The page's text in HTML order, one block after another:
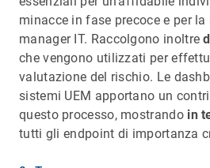
minacce in fase precoce e per
manager IT. Raccolgono inoltre
che vengono utilizzati per
valutazione del rischio. Le
sistemi UEM apportano un
questo processo, mostrando in
tutti gli endpoint di importanza